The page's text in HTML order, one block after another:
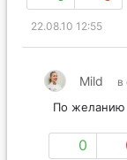
22.08.10 12:55
Mild в
По желанию
0